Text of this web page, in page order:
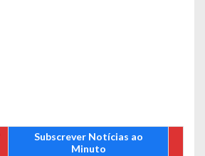
Subscrever Notícias ao
Minuto